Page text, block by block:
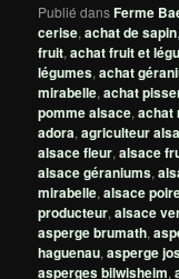
Publié dansFerme
cerise,achat de sapin
fruit,achat fruit et
légumes,achat
mirabelle,achat
pomme alsace,achat
adora,agriculteur
alsace fleur,alsace
alsace géraniums,
mirabelle,alsace
producteur,alsace
asperge brumath,
haguenau,asperge
asperges bilwisheim,